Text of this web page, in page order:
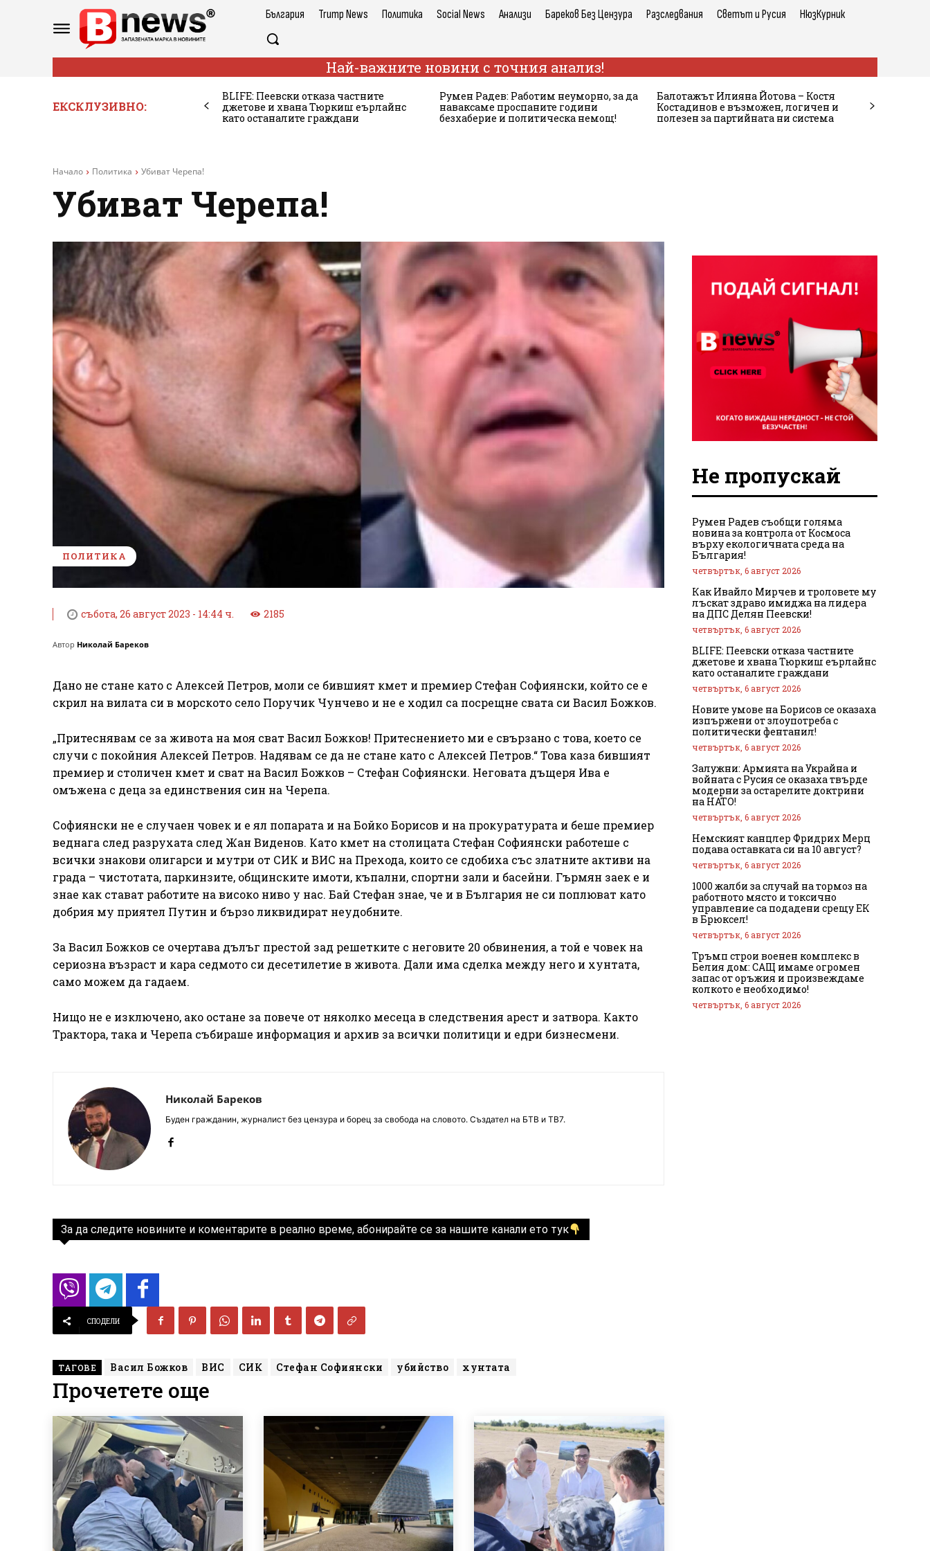
България Trump News Политика Social News Анализи Бареков Без Цензура Разследвания Светът и Русия НюзКурник
Най-важните новини с точния анализ!
ЕКСКЛУЗИВНО:
BLIFE: Пеевски отказа частните
джетове и хвана Тюркиш еърлайнс
като останалите граждани
Румен Радев: Работим неуморно, за да
наваксаме проспаните години
безхаберие и политическа немощ!
Балотажът Илияна Йотова – Костя
Костадинов е възможен, логичен и
полезен за партийната ни система
Начало Политика Убиват Черепа!
Убиват Черепа!
ПОЛИТИКА
събота, 26 август 2023 - 14:44 ч. 2185
Автор Николай Бареков
Дано не стане като с Алексей Петров, моли се бившият кмет и премиер Стефан Софиянски, който се е
скрил на вилата си в морското село Поручик Чунчево и не е ходил са посрещне свата си Васил Божков.
„Притеснявам се за живота на моя сват Васил Божков! Притеснението ми е свързано с това, което се
случи с покойния Алексей Петров. Надявам се да не стане като с Алексей Петров.“ Това каза бившият
премиер и столичен кмет и сват на Васил Божков – Стефан Софиянски. Неговата дъщеря Ива е
омъжена с деца за единствения син на Черепа.
Софиянски не е случаен човек и е ял попарата и на Бойко Борисов и на прокуратурата и беше премиер
веднага след разрухата след Жан Виденов. Като кмет на столицата Стефан Софиянски работеше с
всички знакови олигарси и мутри от СИК и ВИС на Прехода, които се сдобиха със златните активи на
града – чистотата, паркинзите, общинските имоти, къпални, спортни зали и басейни. Гърмян заек е и
знае как стават работите на високо ниво у нас. Бай Стефан знае, че и в България не си поплюват като
добрия му приятел Путин и бързо ликвидират неудобните.
За Васил Божков се очертава дълъг престой зад решетките с неговите 20 обвинения, а той е човек на
сериозна възраст и кара седмото си десетилетие в живота. Дали има сделка между него и хунтата,
само можем да гадаем.
Нищо не е изключено, ако остане за повече от няколко месеца в следствения арест и затвора. Както
Трактора, така и Черепа събираше информация и архив за всички политици и едри бизнесмени.
Николай Бареков
Буден гражданин, журналист без цензура и борец за свобода на словото. Създател на БТВ и ТВ7.
За да следите новините и коментарите в реално време, абонирайте се за нашите канали ето тук
СПОДЕЛИ
ТАГОВЕ Васил Божков ВИС СИК Стефан Софиянски убийство хунтата
Прочетете още
Не пропускай
Румен Радев съобщи голяма
новина за контрола от Космоса
върху екологичната среда на
България!
четвъртък, 6 август 2026
Как Ивайло Мирчев и троловете му
лъскат здраво имиджа на лидера
на ДПС Делян Пеевски!
четвъртък, 6 август 2026
BLIFE: Пеевски отказа частните
джетове и хвана Тюркиш еърлайнс
като останалите граждани
четвъртък, 6 август 2026
Новите умове на Борисов се оказаха
изпържени от злоупотреба с
политически фентанил!
четвъртък, 6 август 2026
Залужни: Армията на Украйна и
войната с Русия се оказаха твърде
модерни за остарелите доктрини
на НАТО!
четвъртък, 6 август 2026
Немският канцлер Фридрих Мерц
подава оставката си на 10 август?
четвъртък, 6 август 2026
1000 жалби за случай на тормоз на
работното място и токсично
управление са подадени срещу ЕК
в Брюксел!
четвъртък, 6 август 2026
Тръмп строи военен комплекс в
Белия дом: САЩ имаме огромен
запас от оръжия и произвеждаме
колкото е необходимо!
четвъртък, 6 август 2026